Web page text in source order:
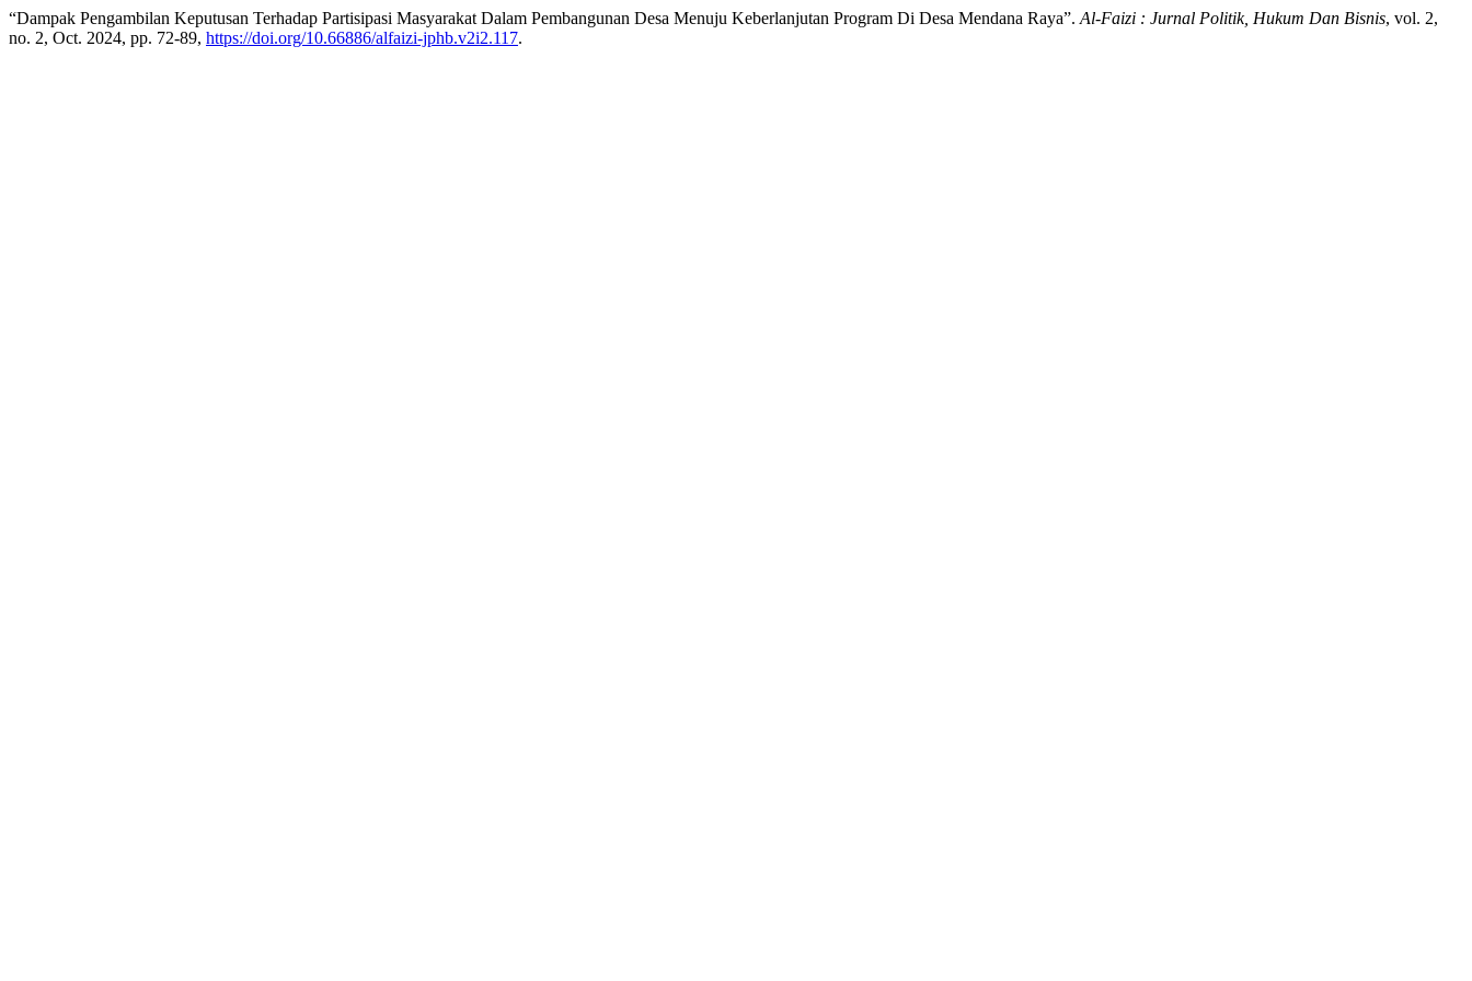
“Dampak Pengambilan Keputusan Terhadap Partisipasi Masyarakat Dalam Pembangunan Desa Menuju Keberlanjutan Program Di Desa Mendana Raya”. Al-Faizi : Jurnal Politik, Hukum Dan Bisnis, vol. 2,
no. 2, Oct. 2024, pp. 72-89, https://doi.org/10.66886/alfaizi-jphb.v2i2.117.